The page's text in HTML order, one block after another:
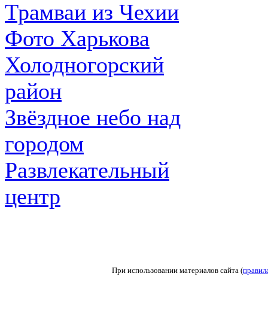
Трамваи из Чехии
Фото Харькова
Холодногорский
район
Звёздное небо над
городом
Развлекательный
центр
При использовании материалов сайта (